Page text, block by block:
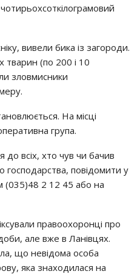
вивели бика із загороди.
(по 200 і 10
зловмисники
На місці
група.
всіх, хто чув чи бачив
повідомити у
(035)48 2 12 45 або на
правоохоронці про
але вже в Ланівцях.
що невідома особа
яка знаходилася на